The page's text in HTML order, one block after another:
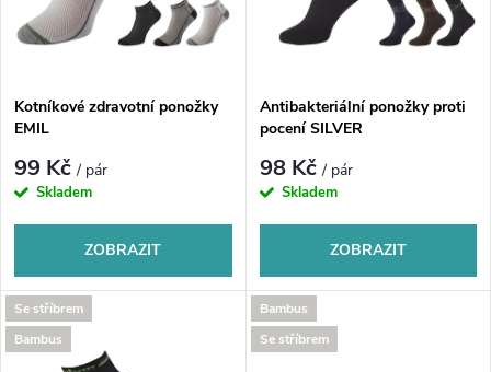
n
p
r
o
d
u
i
s
p
r
d
Kotníkové zdravotní ponožky
EMIL
99 Kč/ pár
Skladem
ZOBRAZIT
Antibakteriální ponožky proti
pocení SILVER
98 Kč/ pár
Skladem
ZOBRAZIT
Se stříbrem
Bambus
Bambus
Se stříbrem